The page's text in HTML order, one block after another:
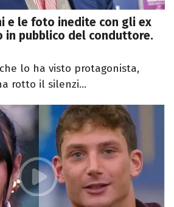
e le foto inedite con gli ex
pubblico del conduttore.
lo ha visto protagonista,
rotto il silenzi...